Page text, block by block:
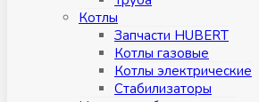
Котлы
Запчасти HUBERT
Котлы газовые
Котлы электрические
Стабилизаторы